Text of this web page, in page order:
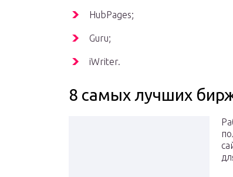
HubPages;
Guru;
iWriter.
8 самых лучших